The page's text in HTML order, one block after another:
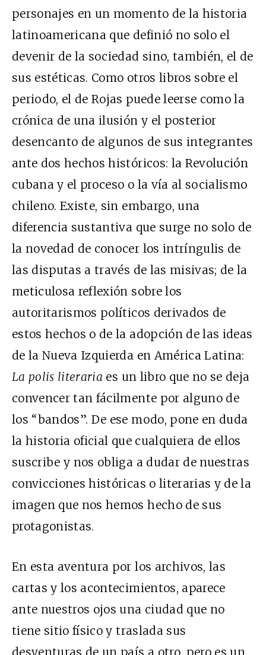
personajes en un momento de la historia
latinoamericana que definió no solo el
devenir de la sociedad sino, también, el de
sus estéticas. Como otros libros sobre el
periodo, el de Rojas puede leerse como la
crónica de una ilusión y el posterior
desencanto de algunos de sus integrantes
ante dos hechos históricos: la Revolución
cubana y el proceso o la vía al socialismo
chileno. Existe, sin embargo, una
diferencia sustantiva que surge no solo de
la novedad de conocer los intríngulis de
las disputas a través de las misivas; de la
meticulosa reflexión sobre los
autoritarismos políticos derivados de
estos hechos o de la adopción de las ideas
de la Nueva Izquierda en América Latina:
La polis literaria es un libro que no se deja
convencer tan fácilmente por alguno de
los “bandos”. De ese modo, pone en duda
la historia oficial que cualquiera de ellos
suscribe y nos obliga a dudar de nuestras
convicciones históricas o literarias y de la
imagen que nos hemos hecho de sus
protagonistas.
En esta aventura por los archivos, las
cartas y los acontecimientos, aparece
ante nuestros ojos una ciudad que no
tiene sitio físico y traslada sus
desventuras de un país a otro, pero es un